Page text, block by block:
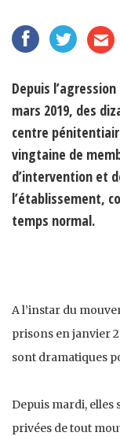
Depuis
mars 2019, des
centre
vingtaine de
d’intervention et
l’établissement,
temps normal.
A l’instar du
prisons en janvier
sont dramatiques
Depuis mardi,
privées de tout